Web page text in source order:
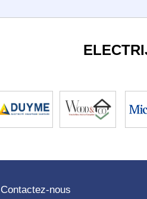
Contactez-nous